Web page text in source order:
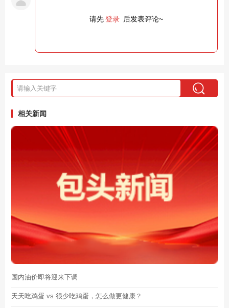
请先登录 后发表评论~
相关新闻
国内油价即将迎来下调
天天吃鸡蛋 vs 很少吃鸡蛋，怎么做更健康？